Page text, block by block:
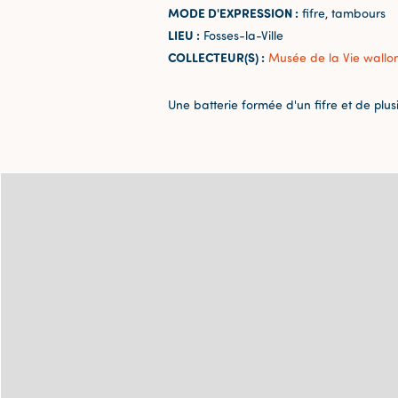
MODE D'EXPRESSION : fifre, tambours
LIEU : Fosses-la-Ville
COLLECTEUR(S) : Musée de la Vie
Une batterie formée d'un fifre et de